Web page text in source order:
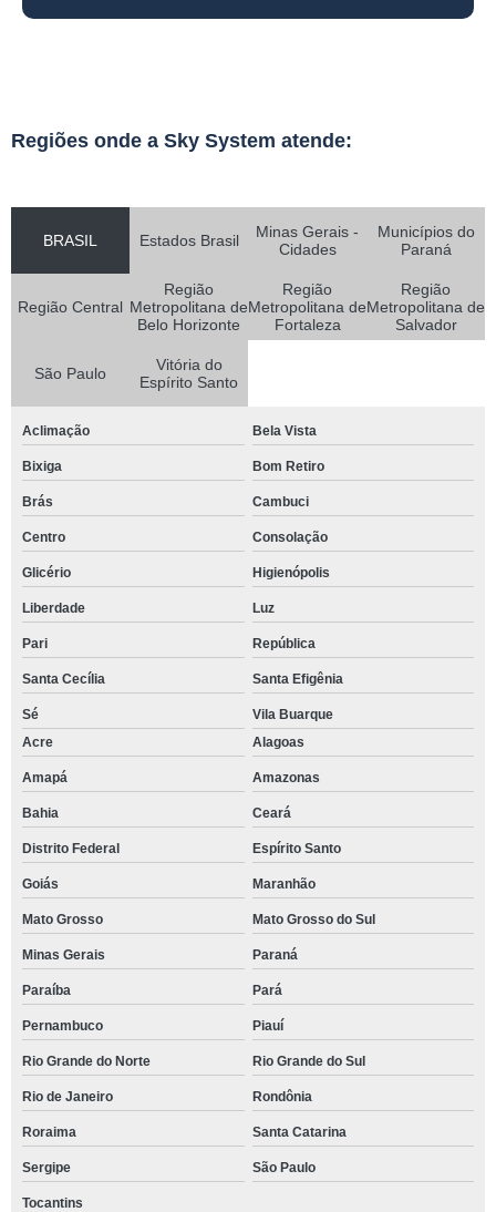
Regiões onde a Sky System atende:
BRASIL Estados Brasil
Minas Gerais -
Cidades
Municípios do
Paraná
Região Central
Região
Metropolitana de
Belo Horizonte
Região
Metropolitana de
Fortaleza
Região
Metropolitana de
Salvador
São Paulo
Vitória do
Espírito Santo
Aclimação Bela Vista
Bixiga Bom Retiro
Brás Cambuci
Centro Consolação
Glicério Higienópolis
Liberdade Luz
Pari República
Santa Cecília Santa Efigênia
Sé
Vila Buarque
Acre
Alagoas
Amapá Amazonas
Bahia Ceará
Distrito Federal Espírito Santo
Goiás Maranhão
Mato Grosso Mato Grosso do Sul
Minas Gerais Paraná
Paraíba Pará
Pernambuco Piauí
Rio Grande do Norte Rio Grande do Sul
Rio de Janeiro Rondônia
Roraima Santa Catarina
Sergipe São Paulo
Tocantins